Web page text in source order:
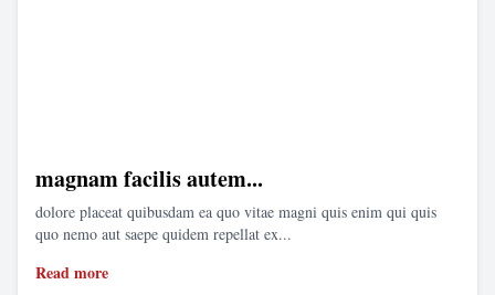
magnam facilis autem...
dolore placeat quibusdam ea quo vitae magni quis enim qui quis
quo nemo aut saepe quidem repellat ex...
Read more